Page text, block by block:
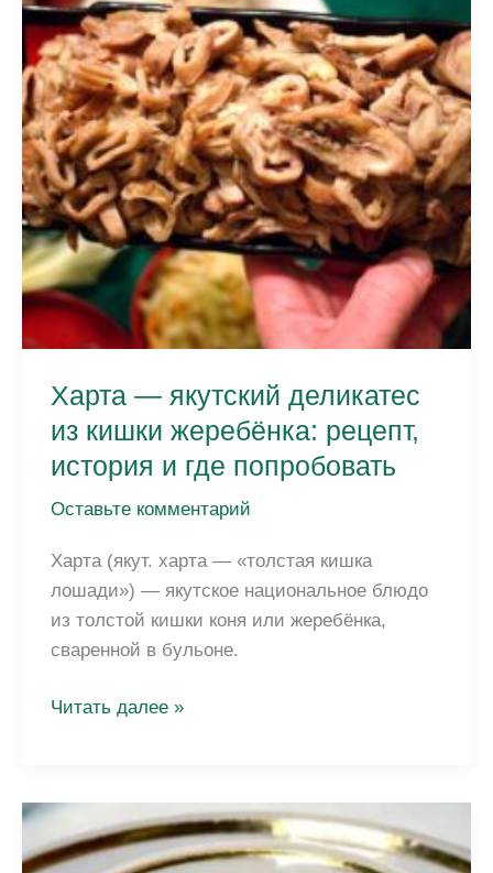
рецепт,
история
и
традиции
Харта — якутский деликатес
из кишки жеребёнка: рецепт,
история и где попробовать
Оставьте комментарий
Харта (якут. харта — «толстая кишка
лошади») — якутское национальное блюдо
из толстой кишки коня или жеребёнка,
сваренной в бульоне.
Харта
кишки
Читать далее »